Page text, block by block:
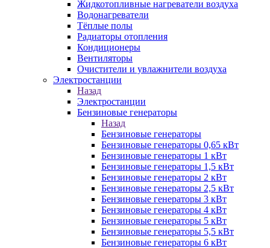
Жидкотопливные нагреватели воздуха
Водонагреватели
Тёплые полы
Радиаторы отопления
Кондиционеры
Вентиляторы
Очистители и увлажнители воздуха
Электростанции
Назад
Электростанции
Бензиновые генераторы
Назад
Бензиновые генераторы
Бензиновые генераторы 0,65 кВт
Бензиновые генераторы 1 кВт
Бензиновые генераторы 1,5 кВт
Бензиновые генераторы 2 кВт
Бензиновые генераторы 2,5 кВт
Бензиновые генераторы 3 кВт
Бензиновые генераторы 4 кВт
Бензиновые генераторы 5 кВт
Бензиновые генераторы 5,5 кВт
Бензиновые генераторы 6 кВт